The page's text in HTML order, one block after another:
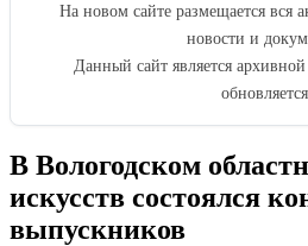
На новом сайте размещается вся
новости и
Данный сайт является
обновляется.
В Вологодском
искусств состоялся
выпускников